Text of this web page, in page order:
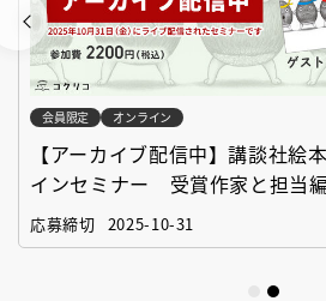
会員限定 オンライン
【アーカイブ配信中】講談社絵
インセミナー 受賞作家と担当
「絵本創作実践講座」
応募締切 2025-10-31